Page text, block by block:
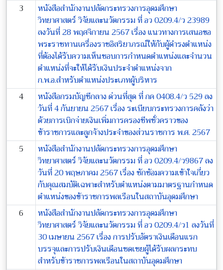
3
หนังสือสำนักงานปลัดกระทรวงการอุดมศึกษา
วิทยาศาสตร์ วิจัยและนวัตกรรม ที่ อว 0209.4/ว 23989
ลงวันที่ 28 พฤศจิกายน 2567 เรื่อง แนวทางการเสนอขอ
พระราชทานเครื่องราชอิสริยาภรณ์ให้กับผู้ดำรงตำแหน่ง
ที่ต้องได้รับความเห็นชอบการกำหนดตำแหน่งและจำนวน
ตำแหน่งที่จะให้ได้รับเงินประจำตำแหน่งจาก
ก.พ.อ.สำหรับตำแหน่งประเภทผู้บริหาร
4
หนังสือกรมบัญชีกลาง ด่วนที่สุด ที่ กค 0408.4/ว 529 ลง
วันที่ 4 กันยายน 2567 เรื่อง ระเบียบกระทรวงการคลังว่า
ด้วยการเบิกจ่ายเงินเพิ่มการครองชีพชั่วคราวของ
ข้าราชการและลูกจ้างประจำของส่วนราชการ พ.ศ. 2567
5
หนังสือสำนักงานปลัดกระทรวงการอุดมศึกษา
วิทยาศาสตร์ วิจัยและนวัตกรรม ที่ อว 0209.4/ว9867 ลง
วันที่ 20 พฤษภาคม 2567 เรื่อง ซักซ้อมความเข้าใจเกี่ยว
กับคุณสมบัติเฉพาะสำหรับตำแหน่งตามมาตรฐานกำหนด
ตำแหน่งของข้าราชการพลเรือนในสถาบันอุดมศึกษา
6
หนังสือสำนักงานปลัดกระทรวงการอุดมศึกษา
วิทยาศาสตร์ วิจัยและนวัตกรรม ที่ อว 0209.4/ว1 ลงวันที่
30 เมษายน 2567 เรื่อง การปรับอัตราเงินเดือนแรก
บรรจุและการปรับเงินเดือนชดเชยผู้ได้รับผลกระทบ
สำหรับข้าราชการพลเรือนในสถาบันอุดมศึกษา